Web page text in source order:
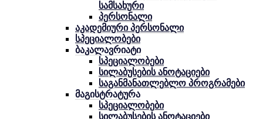
სამსახური
პერსონალი
აკადემიური პერსონალი
სპეციალობები
ბაკალავრიატი
სპეციალობები
სილაბუსების ანოტაციები
საგანმანათლებლო პროგრამები
მაგისტრატურა
სპეციალობები
სილაბუსების ანოტაციები